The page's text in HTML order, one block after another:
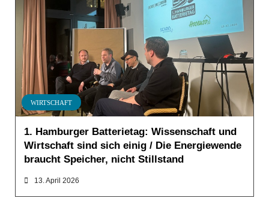
WIRTSCHAFT
1. Hamburger Batterietag: Wissenschaft und
Wirtschaft sind sich einig / Die Energiewende
braucht Speicher, nicht Stillstand
13. April 2026